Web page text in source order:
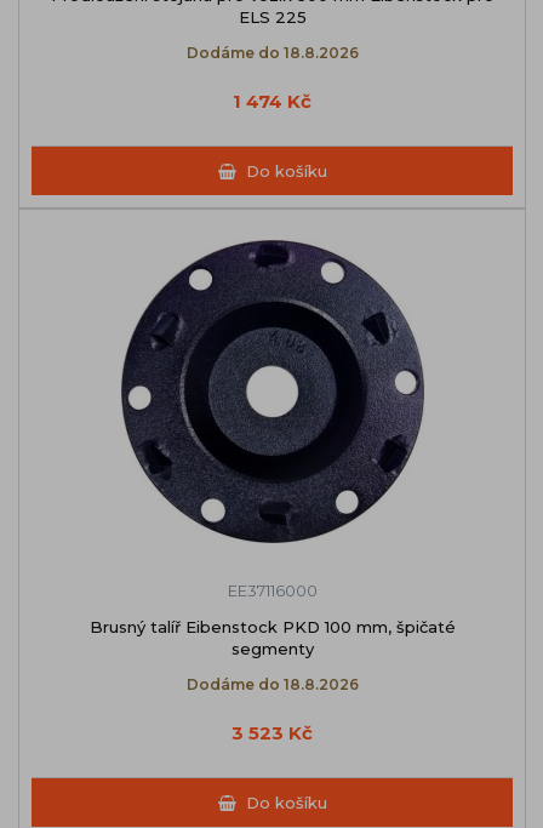
ELS 225
Dodáme do 18.8.2026
1 474 Kč
Do košíku
EE37116000
Brusný talíř Eibenstock PKD 100 mm, špičaté
segmenty
Dodáme do 18.8.2026
3 523 Kč
Do košíku